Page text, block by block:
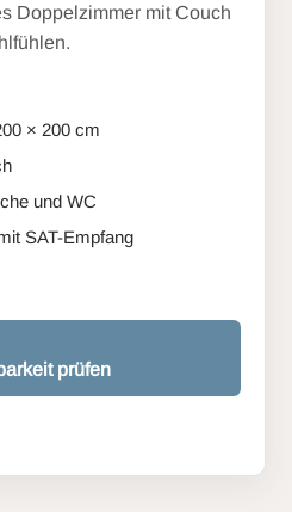
Doppelzimmer mit Couch
× 200 cm
und WC
SAT-Empfang
prüfen